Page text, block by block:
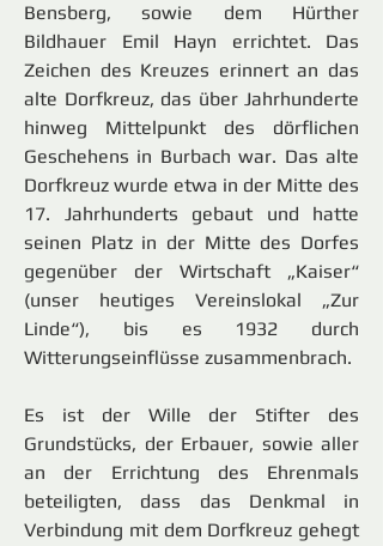
Bensberg, sowie dem Hürther
Bildhauer Emil Hayn errichtet. Das
Zeichen des Kreuzes erinnert an das
alte Dorfkreuz, das über Jahrhunderte
hinweg Mittelpunkt des dörflichen
Geschehens in Burbach war. Das alte
Dorfkreuz wurde etwa in der Mitte des
17. Jahrhunderts gebaut und hatte
seinen Platz in der Mitte des Dorfes
gegenüber der Wirtschaft „Kaiser“
(unser heutiges Vereinslokal „Zur
Linde“), bis es 1932 durch
Witterungseinflüsse zusammenbrach.
Es ist der Wille der Stifter des
Grundstücks, der Erbauer, sowie aller
an der Errichtung des Ehrenmals
beteiligten, dass das Denkmal in
Verbindung mit dem Dorfkreuz gehegt